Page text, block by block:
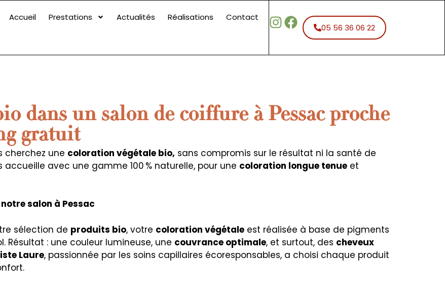
Accueil Prestations Actualités Réalisations
Contact
05 56 36 06 22
dans un salon de coiffure à Pessac proche
gratuit
cherchez une coloration végétale bio, sans compromis sur le résultat ni la santé de
accueille avec une gamme 100 % naturelle, pour une coloration longue tenue et
salon à Pessac
sélection de produits bio, votre coloration végétale est réalisée à base de pigments
Résultat : une couleur lumineuse, une couvrance optimale, et surtout, des cheveux
Laure, passionnée par les soins capillaires écoresponsables, a choisi chaque produit